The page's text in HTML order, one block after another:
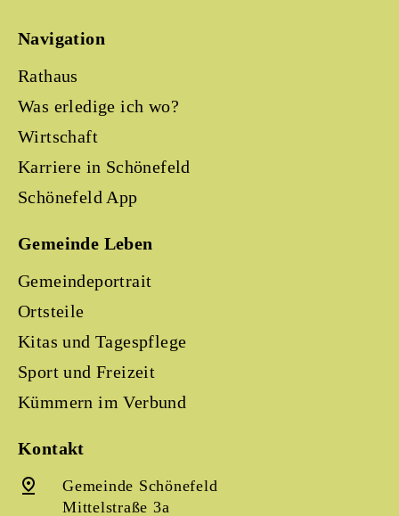
Navigation
Rathaus
Was erledige ich wo?
Wirtschaft
Karriere in Schönefeld
Schönefeld App
Gemeinde Leben
Gemeindeportrait
Ortsteile
Kitas und Tagespflege
Sport und Freizeit
Kümmern im Verbund
Kontakt
Gemeinde Schönefeld
Mittelstraße 3a